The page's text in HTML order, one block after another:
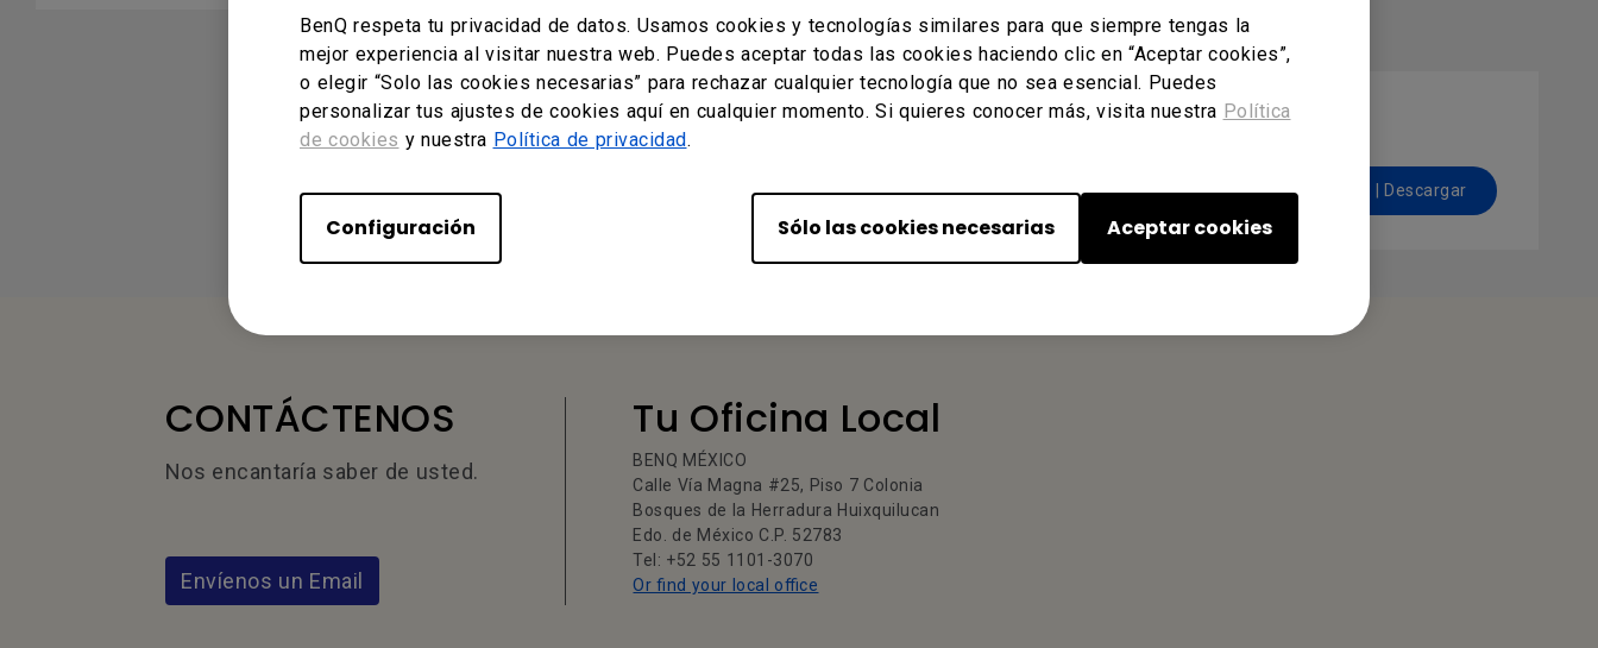
BenQ respeta tu privacidad de datos. Usamos cookies y tecnologías similares para que siempre tengas la
mejor experiencia al visitar nuestra web. Puedes aceptar todas las cookies haciendo clic en “Aceptar cookies”,
o elegir “Solo las cookies necesarias” para rechazar cualquier tecnología que no sea esencial. Puedes
personalizar tus ajustes de cookies aquí en cualquier momento. Si quieres conocer más, visita nuestra Política
de cookies y nuestra Política de privacidad.
Configuración Sólo las cookies necesarias Aceptar cookies
MANUAL DE USUARIO
Manual del usuario
Previsualizar | Descargar
CONTÁCTENOS
Nos encantaría saber de usted.
Envíenos un Email
Tu Oficina Local
BENQ MÉXICO
Calle Vía Magna #25, Piso 7 Colonia
Bosques de la Herradura Huixquilucan
Edo. de México C.P. 52783
Tel: +52 55 1101-3070
Or find your local office